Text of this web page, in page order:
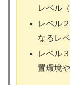
レベル
レベル
なるレ
レベル
置環境